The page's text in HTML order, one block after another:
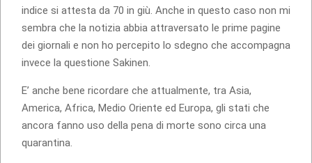
indice si attesta da 70 in giù. Anche in questo caso non mi
sembra che la notizia abbia attraversato le prime pagine
dei giornali e non ho percepito lo sdegno che accompagna
invece la questione Sakinen.
E’ anche bene ricordare che attualmente, tra Asia,
America, Africa, Medio Oriente ed Europa, gli stati che
ancora fanno uso della pena di morte sono circa una
quarantina.